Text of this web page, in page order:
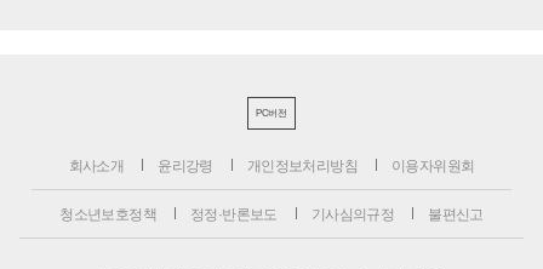
PC버전
회사소개 윤리강령 개인정보처리방침 이용자위원회
청소년보호정책 정정·반론보도 기사심의규정 불편신고